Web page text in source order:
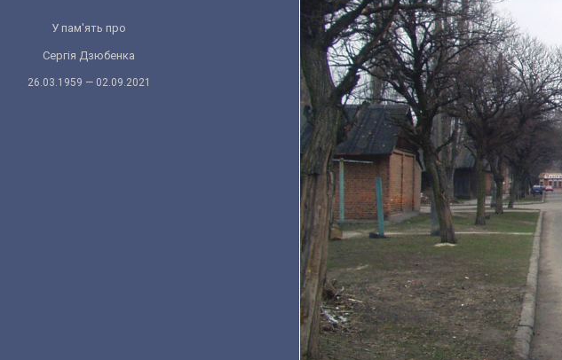
У пам'ять про
Сергія Дзюбенка
26.03.1959 — 02.09.2021